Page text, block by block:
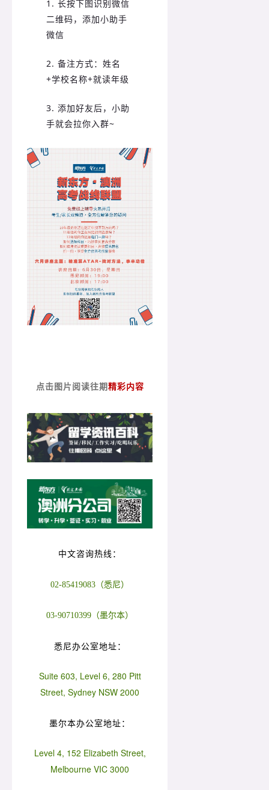
1. 长按下图识别微信
二维码，添加小助手
微信
2. 备注方式：姓名
+学校名称+就读年级
3. 添加好友后，小助
手就会拉你入群~
点击图片阅读往期 精彩内容
中文咨询热线：
02-85419083（悉尼）
03-90710399（墨尔本）
悉尼办公室地址：
Suite 603, Level 6, 280 Pitt
Street, Sydney NSW 2000
墨尔本办公室地址：
Level 4, 152 Elizabeth Street,
Melbourne VIC 3000